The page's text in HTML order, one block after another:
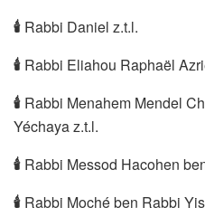
🕯 Rabbi Daniel z.t.l.
🕯 Rabbi Eliahou Raphaël
🕯 Rabbi Menahem Mendel
Yéchaya z.t.l.
🕯 Rabbi Messod Hacohen
🕯 Rabbi Moché ben Rabbi